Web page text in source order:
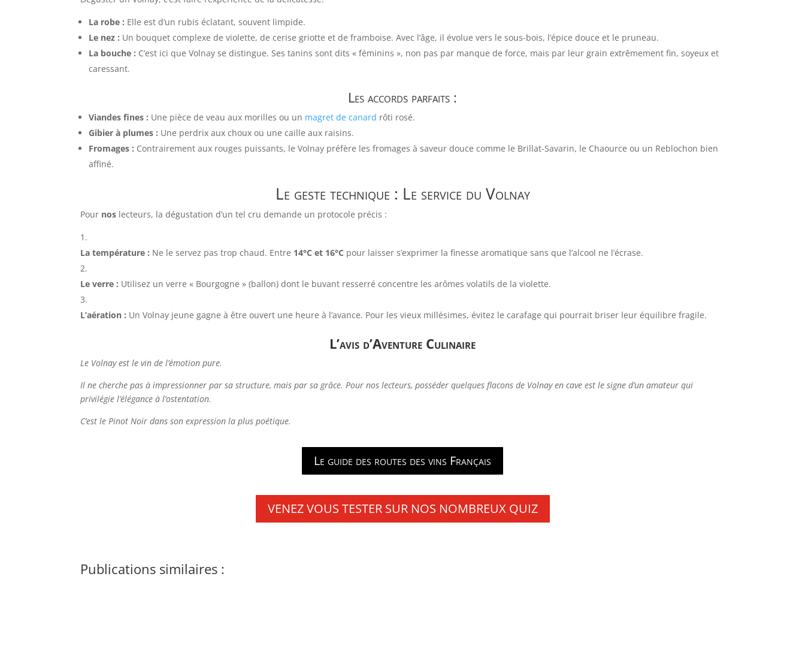
La robe : Elle est d’un rubis éclatant, souvent limpide.
Le nez : Un bouquet complexe de violette, de cerise griotte et de framboise. Avec l’âge, il évolue vers le sous-bois, l’épice douce et le pruneau.
La bouche : C’est ici que Volnay se distingue. Ses tanins sont dits « féminins », non pas par manque de force, mais par leur grain extrêmement fin, soyeux et
caressant.
Les accords parfaits :
Viandes fines : Une pièce de veau aux morilles ou un magret de canard rôti rosé.
Gibier à plumes : Une perdrix aux choux ou une caille aux raisins.
Fromages : Contrairement aux rouges puissants, le Volnay préfère les fromages à saveur douce comme le Brillat-Savarin, le Chaource ou un Reblochon bien
affiné.
Le geste technique : Le service du Volnay
Pour nos lecteurs, la dégustation d’un tel cru demande un protocole précis :
La température : Ne le servez pas trop chaud. Entre 14°C et 16°C pour laisser s’exprimer la finesse aromatique sans que l’alcool ne l’écrase.
Le verre : Utilisez un verre « Bourgogne » (ballon) dont le buvant resserré concentre les arômes volatils de la violette.
L’aération : Un Volnay jeune gagne à être ouvert une heure à l’avance. Pour les vieux millésimes, évitez le carafage qui pourrait briser leur équilibre fragile.
L’avis d’Aventure Culinaire
Le Volnay est le vin de l’émotion pure.
Il ne cherche pas à impressionner par sa structure, mais par sa grâce. Pour nos lecteurs, posséder quelques flacons de Volnay en cave est le signe d’un amateur qui
privilégie l’élégance à l’ostentation.
C’est le Pinot Noir dans son expression la plus poétique.
Le guide des routes des vins Français
VENEZ VOUS TESTER SUR NOS NOMBREUX QUIZ
Publications similaires :